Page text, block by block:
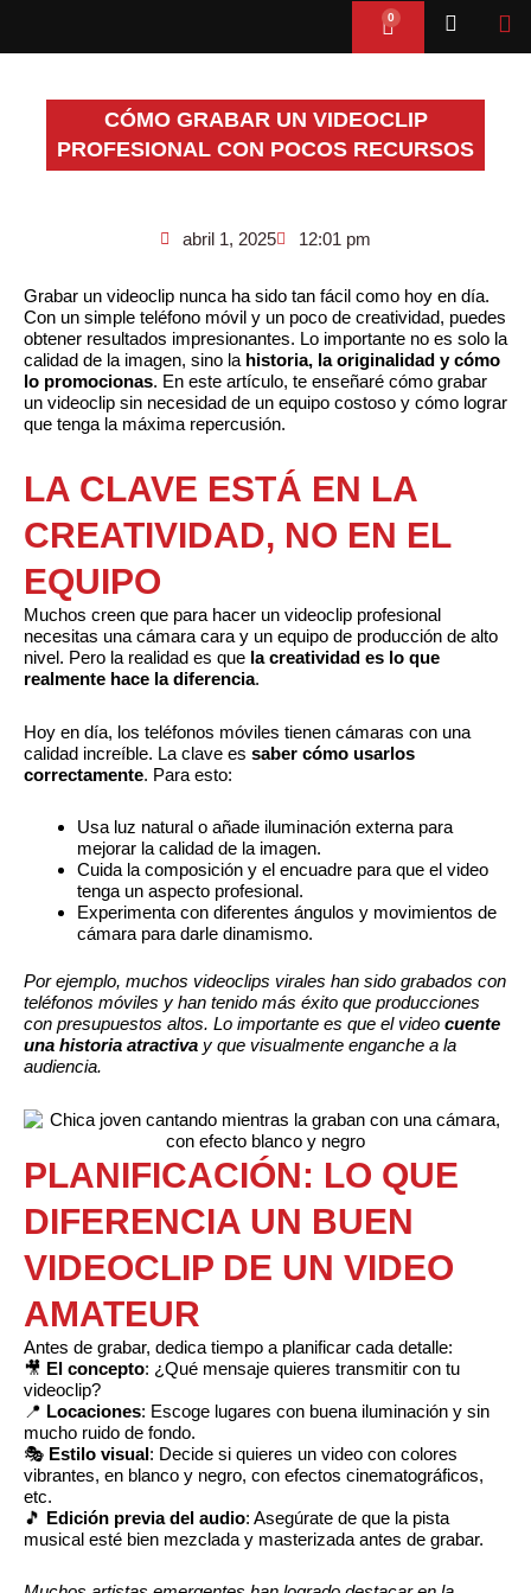
contenido
0
Cart
CÓMO GRABAR UN VIDEOCLIP
PROFESIONAL CON POCOS RECURSOS
abril 1, 2025 12:01 pm
Grabar un videoclip nunca ha sido tan fácil como hoy en día.
Con un simple teléfono móvil y un poco de creatividad, puedes
obtener resultados impresionantes. Lo importante no es solo la
calidad de la imagen, sino la historia, la originalidad y cómo
lo promocionas. En este artículo, te enseñaré cómo grabar
un videoclip sin necesidad de un equipo costoso y cómo lograr
que tenga la máxima repercusión.
LA CLAVE ESTÁ EN LA
CREATIVIDAD, NO EN EL
EQUIPO
Muchos creen que para hacer un videoclip profesional
necesitas una cámara cara y un equipo de producción de alto
nivel. Pero la realidad es que la creatividad es lo que
realmente hace la diferencia.
Hoy en día, los teléfonos móviles tienen cámaras con una
calidad increíble. La clave es saber cómo usarlos
correctamente. Para esto:
Usa luz natural o añade iluminación externa para
mejorar la calidad de la imagen.
Cuida la composición y el encuadre para que el video
tenga un aspecto profesional.
Experimenta con diferentes ángulos y movimientos de
cámara para darle dinamismo.
Por ejemplo, muchos videoclips virales han sido grabados con
teléfonos móviles y han tenido más éxito que producciones
con presupuestos altos. Lo importante es que el video cuente
una historia atractiva y que visualmente enganche a la
audiencia.
PLANIFICACIÓN: LO QUE
DIFERENCIA UN BUEN
VIDEOCLIP DE UN VIDEO
AMATEUR
Antes de grabar, dedica tiempo a planificar cada detalle:
🎥 El concepto: ¿Qué mensaje quieres transmitir con tu
videoclip?
📍 Locaciones: Escoge lugares con buena iluminación y sin
mucho ruido de fondo.
🎭 Estilo visual: Decide si quieres un video con colores
vibrantes, en blanco y negro, con efectos cinematográficos,
etc.
🎵 Edición previa del audio: Asegúrate de que la pista
musical esté bien mezclada y masterizada antes de grabar.